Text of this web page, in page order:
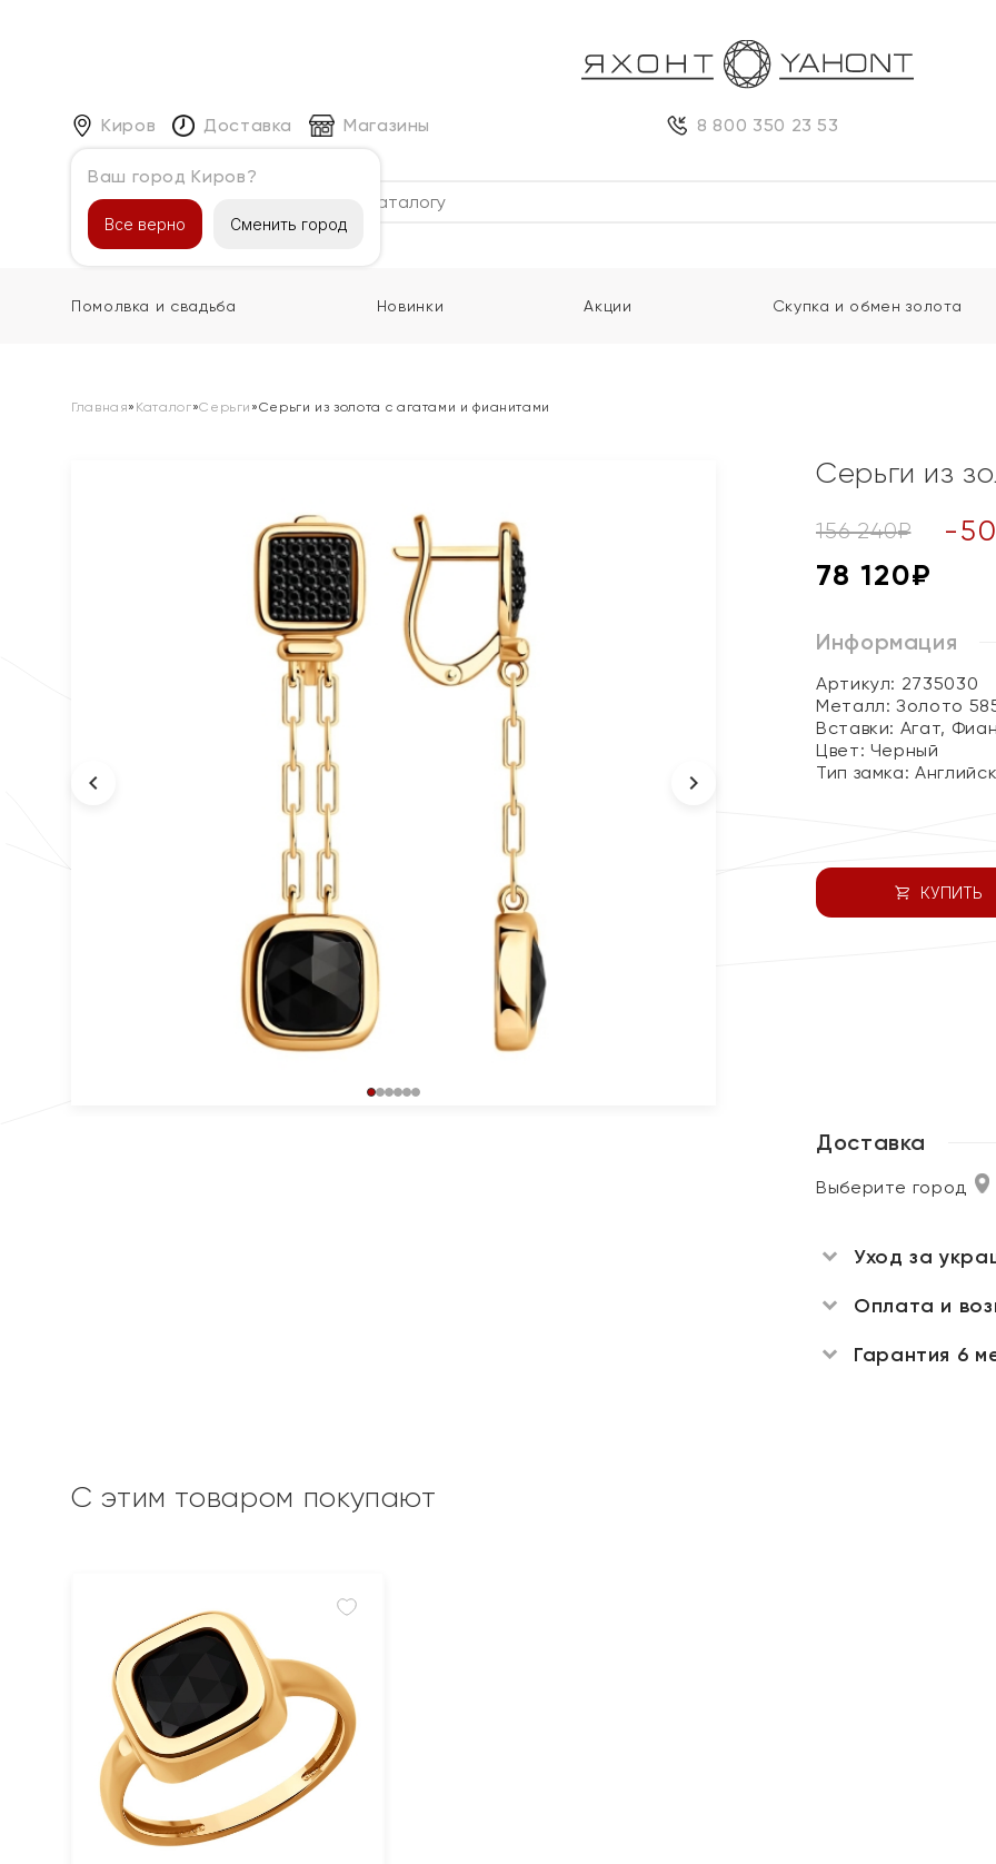
Киров
Ваш город Киров?
Все верно Сменить город
Доставка Магазины 8 800 350 23 53
Каталог
Помолвка и свадьба Новинки Акции Скупка и обмен золота
Главная» Каталог»Серьги »Серьги из золота с агатами и фианитами
Серьги из
156 240₽ -50
78 120₽
Информация
Артикул: 2735030
Металл:Золото
Вставки: Агат,
Цвет: Черный
Тип замка:
КУПИТЬ
Доставка
Выберите город
Уход за
Оплата и
Гарантия 6
С этим товаром покупают